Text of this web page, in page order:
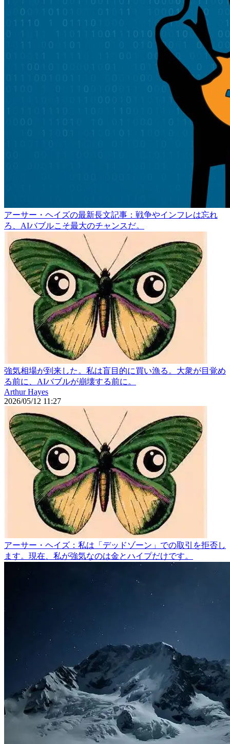
アーサー・ヘイズの最新長文記事：戦争やインフレは忘れ
ろ、AIバブルこそ最大のチャンスだ。
強気相場が到来した。私は盲目的に買い漁る。大衆が目覚め
る前に、AIバブルが崩壊する前に。
Arthur Hayes
2026/05/12 11:27
アーサー・ヘイズ：私は「デッドゾーン」での取引を拒否し
ます。現在、私が強気なのは金とハイプだけです。